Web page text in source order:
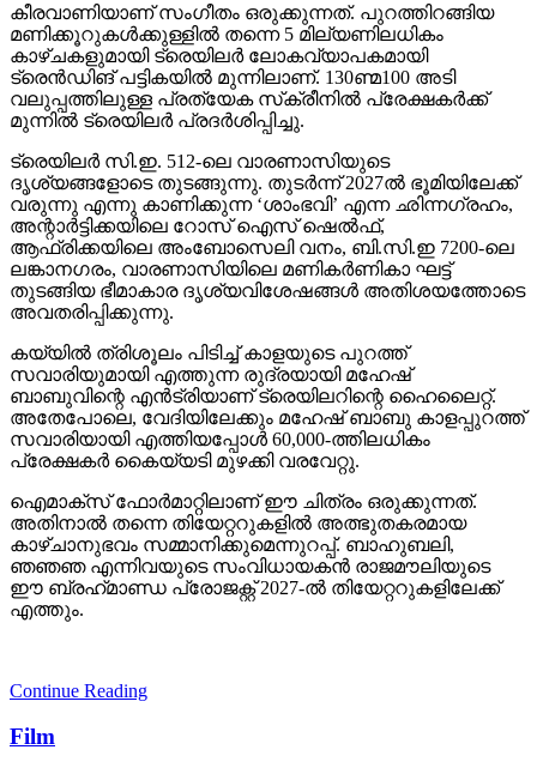
കീരവാണിയാണ് സംഗീതം ഒരുക്കുന്നത്. പുറത്തിറങ്ങിയ
മണിക്കൂറുകള്‍ക്കുള്ളില്‍ തന്നെ 5 മില്യണിലധികം
കാഴ്ചകളുമായി ട്രെയിലര്‍ ലോകവ്യാപകമായി
ട്രെന്‍ഡിങ് പട്ടികയില്‍ മുന്നിലാണ്. 130ണ്മ100 അടി
വലുപ്പത്തിലുള്ള പ്രത്യേക സ്‌ക്രീനില്‍ പ്രേക്ഷകര്‍ക്ക്
മുന്നില്‍ ട്രെയിലര്‍ പ്രദര്‍ശിപ്പിച്ചു.
ട്രെയിലര്‍ സി.ഇ. 512-ലെ വാരണാസിയുടെ
ദൃശ്യങ്ങളോടെ തുടങ്ങുന്നു. തുടര്‍ന്ന് 2027ല്‍ ഭൂമിയിലേക്ക്
വരുന്നു എന്നു കാണിക്കുന്ന ‘ശാംഭവി’ എന്ന ഛിന്നഗ്രഹം,
അന്റാര്‍ട്ടിക്കയിലെ റോസ് ഐസ് ഷെല്‍ഫ്,
ആഫ്രിക്കയിലെ അംബോസെലി വനം, ബി.സി.ഇ 7200-ലെ
ലങ്കാനഗരം, വാരണാസിയിലെ മണികര്‍ണികാ ഘട്ട്
തുടങ്ങിയ ഭീമാകാര ദൃശ്യവിശേഷങ്ങള്‍ അതിശയത്തോടെ
അവതരിപ്പിക്കുന്നു.
കയ്യില്‍ ത്രിശൂലം പിടിച്ച് കാളയുടെ പുറത്ത്
സവാരിയുമായി എത്തുന്ന രുദ്രയായി മഹേഷ്
ബാബുവിന്റെ എന്‍ട്രിയാണ് ട്രെയിലറിന്റെ ഹൈലൈറ്റ്.
അതേപോലെ, വേദിയിലേക്കും മഹേഷ് ബാബു കാളപ്പുറത്ത്
സവാരിയായി എത്തിയപ്പോള്‍ 60,000-ത്തിലധികം
പ്രേക്ഷകര്‍ കൈയ്യടി മുഴക്കി വരവേറ്റു.
ഐമാക്‌സ് ഫോര്‍മാറ്റിലാണ് ഈ ചിത്രം ഒരുക്കുന്നത്.
അതിനാല്‍ തന്നെ തിയേറ്ററുകളില്‍ അത്ഭുതകരമായ
കാഴ്ചാനുഭവം സമ്മാനിക്കുമെന്നുറപ്പ്. ബാഹുബലി,
ഞഞഞ എന്നിവയുടെ സംവിധായകന്‍ രാജമൗലിയുടെ
ഈ ബ്രഹ്‌മാണ്ഡ പ്രോജക്റ്റ് 2027-ല്‍ തിയേറ്ററുകളിലേക്ക്
എത്തും.
Continue Reading
Film